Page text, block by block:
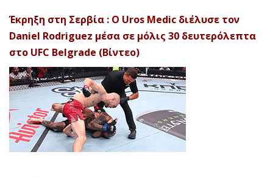
Έκρηξη στη Σερβία : Ο Uros Medic διέλυσε τον
Daniel Rodriguez μέσα σε μόλις 30 δευτερόλεπτα
στο UFC Belgrade (Βίντεο)